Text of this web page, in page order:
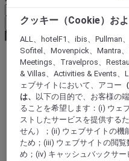
通貨を確定
World
Asia
China
CHONGQING -
Chongqing
クッキー（Cookie）お
ALL、hotelF1、ibis、Pullman
Sofitel、Movenpick、Mantra
Meetings、Travelpros、
& Villas、Activities & Events、
ェブサイトにおいて、アコー
は、 以下の目的で、お客様の
ることを希望します：(i) ウェ
ストしたサービスを提供する
せん）；(ii) ウェブサイトの機
ため；(iii) ウェブサイトの閲
め；(iv) キャッシュバックサ